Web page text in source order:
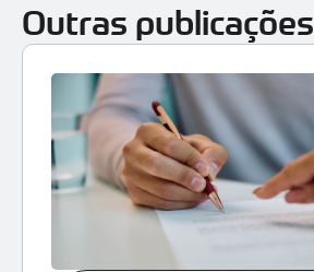
Outras publicações